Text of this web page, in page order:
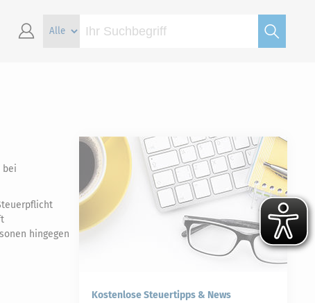
bei
hingegen
Kostenlose Steuertipps & News